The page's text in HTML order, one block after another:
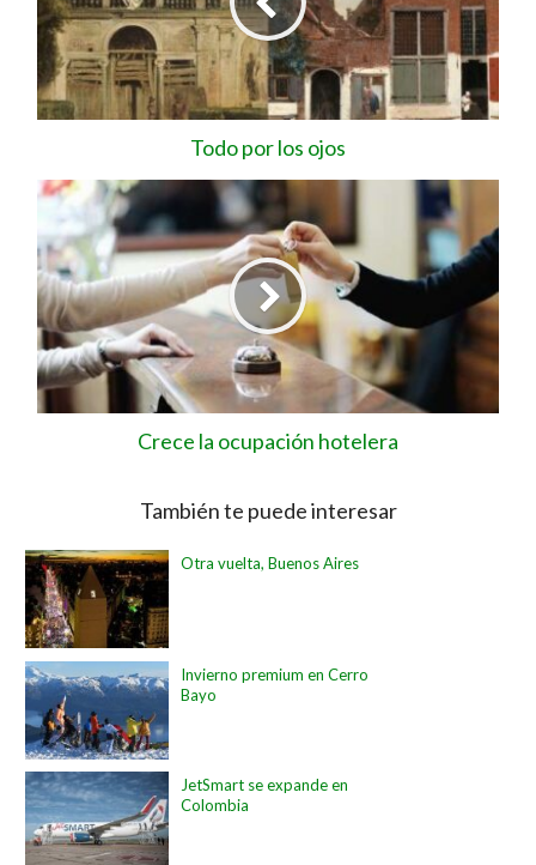
Todo por los ojos
Crece la ocupación hotelera
También te puede interesar
Otra vuelta, Buenos Aires
Invierno premium en Cerro
Bayo
JetSmart se expande en
Colombia